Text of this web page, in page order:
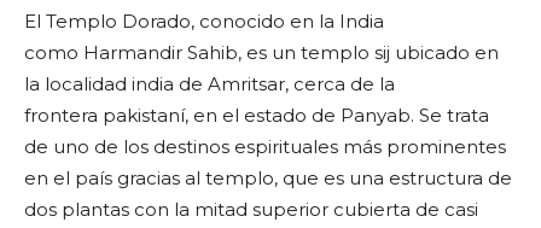
El Templo Dorado, conocido en la India
como Harmandir Sahib, es un templo sij ubicado en
la localidad india de Amritsar, cerca de la
frontera pakistaní, en el estado de Panyab. Se trata
de uno de los destinos espirituales más prominentes
en el país gracias al templo, que es una estructura de
dos plantas con la mitad superior cubierta de casi